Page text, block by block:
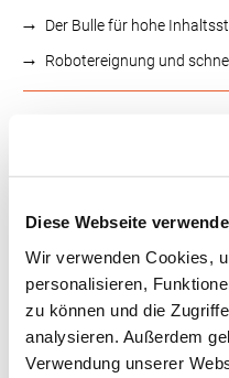
Diese Webseite
Wir verwenden Cookies,
personalisieren,
zu können und die
analysieren. Außerdem
Verwendung unserer
Der Bulle für hohe
Robotereignung und
RZS
RZKm
RZÖko
Gesundheit